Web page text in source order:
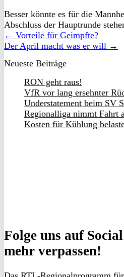
Besser könnte es für die
Abschluss der Hauptrunde
← Vorteile für Geimpfte?
Der April macht was er will →
Neueste Beiträge
RON geht raus!
VfR vor lang ersehnter
Understatement beim SV
Regionalliga nimmt Fahrt
Kosten für Kühlung
Folge uns auf
mehr verpassen!